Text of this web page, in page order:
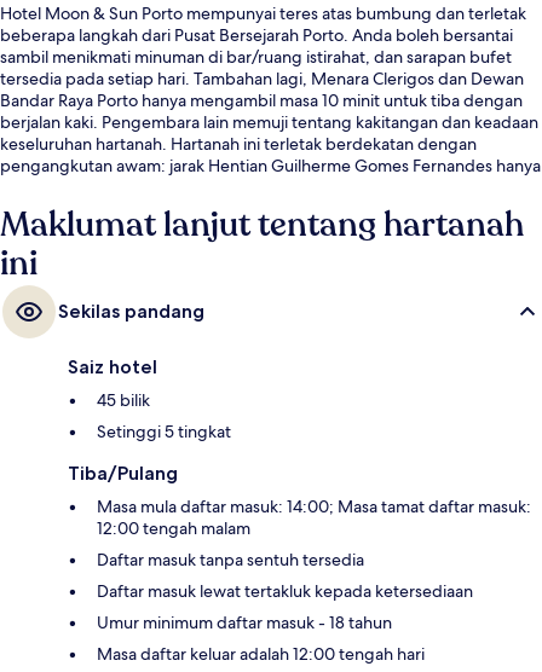
Hotel Moon & Sun Porto mempunyai teres atas bumbung dan terletak
beberapa langkah dari Pusat Bersejarah Porto. Anda boleh bersantai
sambil menikmati minuman di bar/ruang istirahat, dan sarapan bufet
tersedia pada setiap hari. Tambahan lagi, Menara Clerigos dan Dewan
Bandar Raya Porto hanya mengambil masa 10 minit untuk tiba dengan
berjalan kaki. Pengembara lain memuji tentang kakitangan dan keadaan
keseluruhan hartanah. Hartanah ini terletak berdekatan dengan
pengangkutan awam: jarak Hentian Guilherme Gomes Fernandes hanya
Maklumat lanjut tentang hartanah
ini
Sekilas pandang
Saiz hotel
45 bilik
Setinggi 5 tingkat
Tiba/Pulang
Masa mula daftar masuk: 14:00; Masa tamat daftar masuk:
12:00 tengah malam
Daftar masuk tanpa sentuh tersedia
Daftar masuk lewat tertakluk kepada ketersediaan
Umur minimum daftar masuk - 18 tahun
Masa daftar keluar adalah 12:00 tengah hari